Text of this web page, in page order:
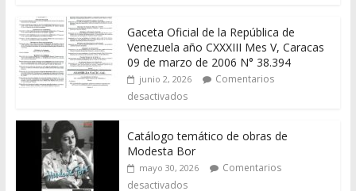
Gaceta Oficial de la República de
Venezuela año CXXXIII Mes V, Caracas
09 de marzo de 2006 N° 38.394
junio 2, 2026
Comentarios
desactivados
Catálogo temático de obras de
Modesta Bor
mayo 30, 2026
Comentarios
desactivados